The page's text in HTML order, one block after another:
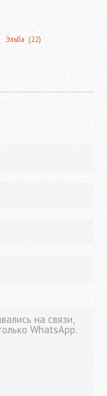
Эльба (22)